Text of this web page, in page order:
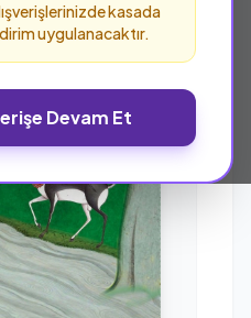
kasada
uygulanacaktır.
Devam Et